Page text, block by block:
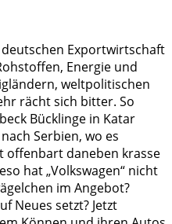
Exportwirtschaft
Energie und
weltpolitischen
rächt sich bitter. So
Bücklinge in Katar
Serbien, wo es
offenbart daneben krasse
hat „Volkswagen“ nicht
im Angebot?
Neues setzt? Jetzt